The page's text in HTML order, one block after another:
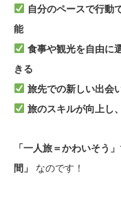
自分のペースで行動
能
食事や観光を自由に
きる
旅先での新しい出会
旅のスキルが向上し
「一人旅＝かわいそう」
間」
なのです！